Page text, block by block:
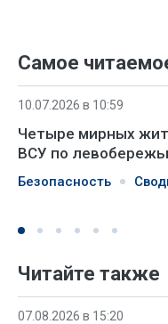
Самое
10.07.2026 в 10:59
Четыре мирных
ВСУ по
Безопасность
Читайте также
07.08.2026 в 15:20